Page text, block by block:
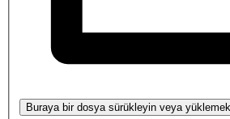
Buraya bir dosya sürükleyin veya